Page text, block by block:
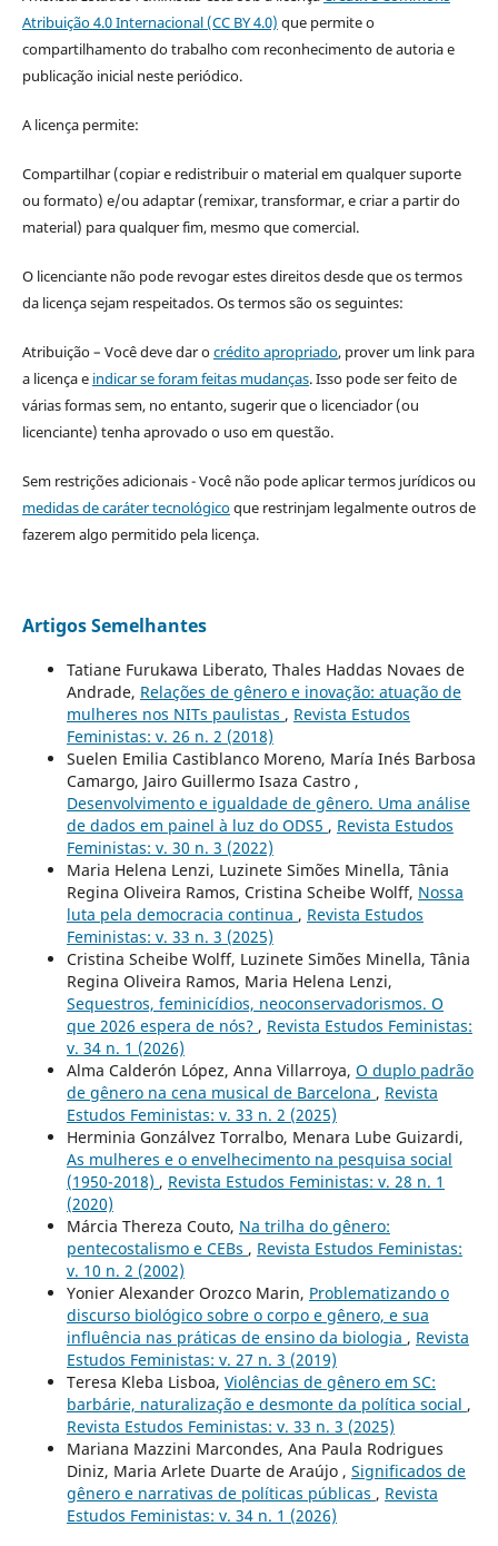
Atribuição 4.0 Internacional (CC BY 4.0) que permite o
compartilhamento do trabalho com reconhecimento de autoria e
publicação inicial neste periódico.
A licença permite:
Compartilhar (copiar e redistribuir o material em qualquer suporte
ou formato) e/ou adaptar (remixar, transformar, e criar a partir do
material) para qualquer fim, mesmo que comercial.
O licenciante não pode revogar estes direitos desde que os termos
da licença sejam respeitados. Os termos são os seguintes:
Atribuição – Você deve dar ocrédito apropriado, prover um link para
a licença e indicar se foram feitas mudanças. Isso pode ser feito de
várias formas sem, no entanto, sugerir que o licenciador (ou
licenciante) tenha aprovado o uso em questão.
Sem restrições adicionais - Você não pode aplicar termos jurídicos ou
medidas de caráter tecnológicoque restrinjam legalmente outros de
fazerem algo permitido pela licença.
Artigos Semelhantes
Tatiane Furukawa Liberato, Thales Haddas Novaes de
Andrade, Relações de gênero e inovação: atuação de
mulheres nos NITs paulistas , Revista Estudos
Feministas: v. 26 n. 2 (2018)
Suelen Emilia Castiblanco Moreno, María Inés Barbosa
Camargo, Jairo Guillermo Isaza Castro ,
Desenvolvimento e igualdade de gênero. Uma análise
de dados em painel à luz do ODS5 , Revista Estudos
Feministas: v. 30 n. 3 (2022)
Maria Helena Lenzi, Luzinete Simões Minella, Tânia
Regina Oliveira Ramos, Cristina Scheibe Wolff, Nossa
luta pela democracia continua , Revista Estudos
Feministas: v. 33 n. 3 (2025)
Cristina Scheibe Wolff, Luzinete Simões Minella, Tânia
Regina Oliveira Ramos, Maria Helena Lenzi,
Sequestros, feminicídios, neoconservadorismos. O
que 2026 espera de nós? , Revista Estudos Feministas:
v. 34 n. 1 (2026)
Alma Calderón López, Anna Villarroya, O duplo padrão
de gênero na cena musical de Barcelona , Revista
Estudos Feministas: v. 33 n. 2 (2025)
Herminia Gonzálvez Torralbo, Menara Lube Guizardi,
As mulheres e o envelhecimento na pesquisa social
(1950-2018) , Revista Estudos Feministas: v. 28 n. 1
(2020)
Márcia Thereza Couto, Na trilha do gênero:
pentecostalismo e CEBs , Revista Estudos Feministas:
v. 10 n. 2 (2002)
Yonier Alexander Orozco Marin, Problematizando o
discurso biológico sobre o corpo e gênero, e sua
influência nas práticas de ensino da biologia , Revista
Estudos Feministas: v. 27 n. 3 (2019)
Teresa Kleba Lisboa, Violências de gênero em SC:
barbárie, naturalização e desmonte da política social ,
Revista Estudos Feministas: v. 33 n. 3 (2025)
Mariana Mazzini Marcondes, Ana Paula Rodrigues
Diniz, Maria Arlete Duarte de Araújo , Significados de
gênero e narrativas de políticas públicas , Revista
Estudos Feministas: v. 34 n. 1 (2026)